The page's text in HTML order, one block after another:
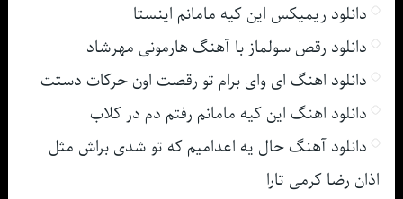
دانلود ریمیکس این کیه مامانم اینستا
دانلود رقص سولماز با آهنگ هارمونی مهرشاد
دانلود اهنگ ای وای برام تو رقصت اون حرکات دستت
دانلود اهنگ این کیه مامانم رفتم دم در کلاب
دانلود آهنگ حال یه اعدامیم که تو شدی براش مثل
اذان رضا کرمی تارا